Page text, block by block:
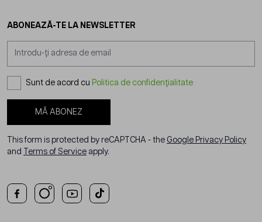
ABONEAZĂ-TE LA NEWSLETTER
Sunt de acord cu Politica de confidențialitate
MĂ ABONEZ
This form is protected by reCAPTCHA - the Google Privacy Policy
and
Terms of Service apply.